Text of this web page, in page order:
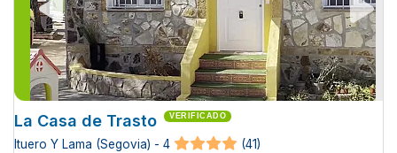
La Casa de Trasto VERIFICADO
Ituero Y Lama (Segovia) - 4
(41)